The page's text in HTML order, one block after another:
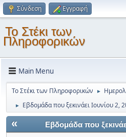
Σύνδεση Εγγραφή
Το Στέκι των
Πληροφορικών
Main Menu
Το Στέκι των Πληροφορικών ►
► Εβδομάδα που ξεκινάει Ιουνίου 2,
« Εβδομάδα που